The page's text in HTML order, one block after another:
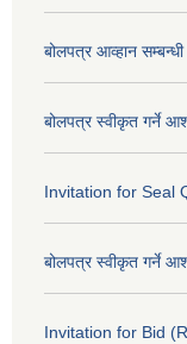
बोलपत्र आव्हान
बोलपत्र स्वीकृत गर्ने
Invitation for Seal
बोलपत्र स्वीकृत गर्ने
Invitation for Bid